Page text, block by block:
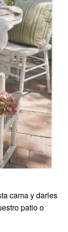
cama y darles
patio o